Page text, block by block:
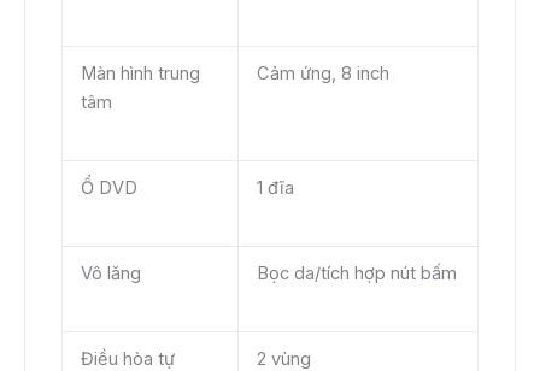
Màn hình trung
tâm
Cảm ứng, 8 inch
Ổ DVD 1 đĩa
Vô lăng Bọc da/tích hợp nút bấm
Điều hòa tự
2 vùng